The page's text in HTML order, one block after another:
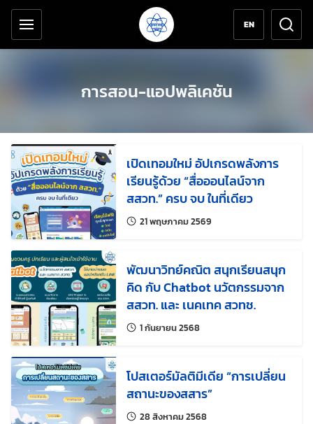
ข้ามไปยังเนื้อหาหลัก
เครื่องมือช่วยเหลือ
EN
การสอน-แอปพลิเคชัน
เปิดเทอมใหม่ อัปเกรดพลังการ
เรียนรู้ด้วย “สื่อออนไลน์จาก
สสวท.” ครบ จบ ในที่เดียว
21 พฤษภาคม 2569แก้ไขล่าสุดเมื่อ:
พัฒนาวิทย์คณิต สนุกเรียนสนุก
คิด กับ Chatbot นวัตกรรมจาก
สสวท. และ เนคเทค สวทช.
1 กันยายน 2568แก้ไขล่าสุดเมื่อ:
โปสเตอร์มัลติมีเดีย “การเปลี่ยน
สถานะของสสาร”
28 สิงหาคม 2568แก้ไขล่าสุดเมื่อ: